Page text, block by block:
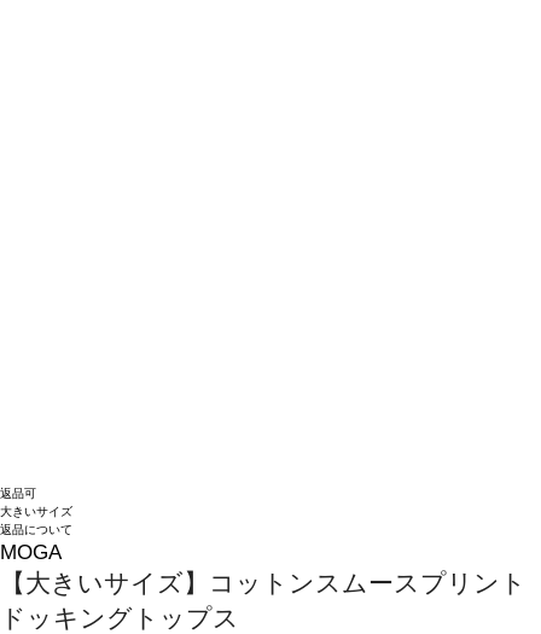
返品可
大きいサイズ
返品について
MOGA
【大きいサイズ】コットンスムースプリント
ドッキングトップス